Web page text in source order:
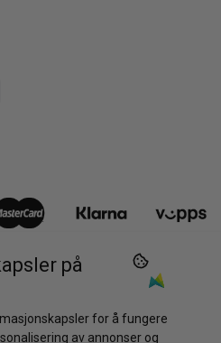
oss
på
for å fungere
av annonser og